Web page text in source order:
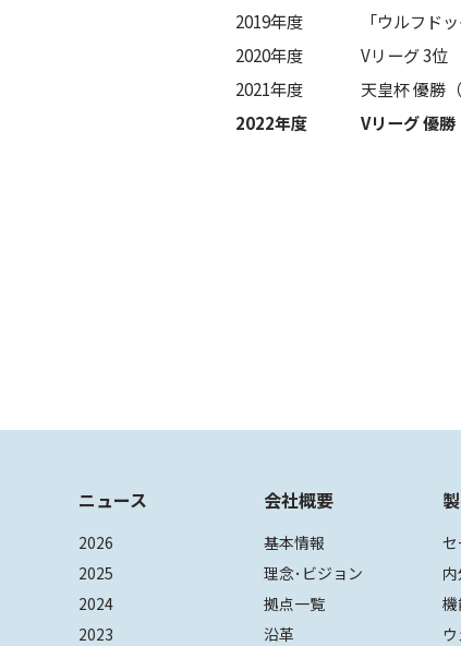
2019年度
「ウルフド
2020年度
Vリーグ 3位
2021年度
天皇杯 優勝
2022年度
Vリーグ 優勝
ニュース
2026
2025
2024
2023
会社概要
基本情報
理念･ビジョン
拠点一覧
沿革